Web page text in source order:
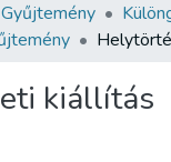
kiállítás